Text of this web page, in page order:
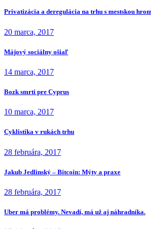
Privatizácia a deregulácia na trhu s mestskou
20 marca, 2017
Májový sociálny ošiaľ
14 marca, 2017
Bozk smrti pre Cyprus
10 marca, 2017
Cyklistika v rukách trhu
28 februára, 2017
Jakub Jedlinský – Bitcoin: Mýty a praxe
28 februára, 2017
Uber má problémy. Nevadí, má už aj náhradníka.